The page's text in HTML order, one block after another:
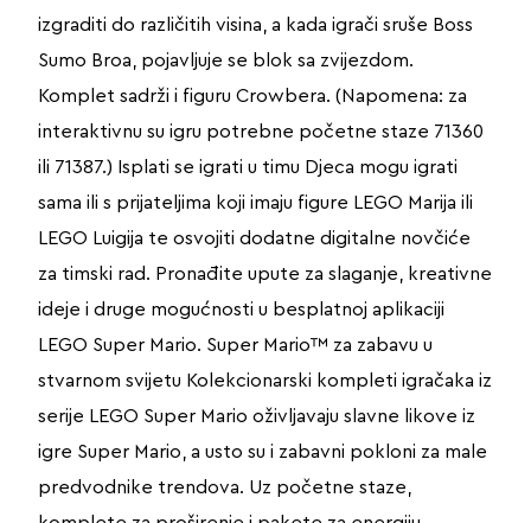
izgraditi do različitih visina, a kada igrači sruše Boss
Sumo Broa, pojavljuje se blok sa zvijezdom.
Komplet sadrži i figuru Crowbera. (Napomena: za
interaktivnu su igru potrebne početne staze 71360
ili 71387.) Isplati se igrati u timu Djeca mogu igrati
sama ili s prijateljima koji imaju figure LEGO Marija ili
LEGO Luigija te osvojiti dodatne digitalne novčiće
za timski rad. Pronađite upute za slaganje, kreativne
ideje i druge mogućnosti u besplatnoj aplikaciji
LEGO Super Mario. Super Mario™ za zabavu u
stvarnom svijetu Kolekcionarski kompleti igračaka iz
serije LEGO Super Mario oživljavaju slavne likove iz
igre Super Mario, a usto su i zabavni pokloni za male
predvodnike trendova. Uz početne staze,